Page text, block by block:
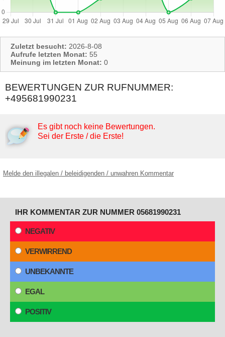
Zuletzt besucht: 2026-8-08
Aufrufe letzten Monat: 55
Meinung im letzten Monat: 0
BEWERTUNGEN ZUR RUFNUMMER:
+495681990231
Es gibt noch keine Bewertungen.
Sei der Erste / die Erste!
Melde den illegalen / beleidigenden / unwahren Kommentar
IHR KOMMENTAR ZUR NUMMER 05681990231
NEGATIV
VERWIRREND
UNBEKANNTE
EGAL
POSITIV